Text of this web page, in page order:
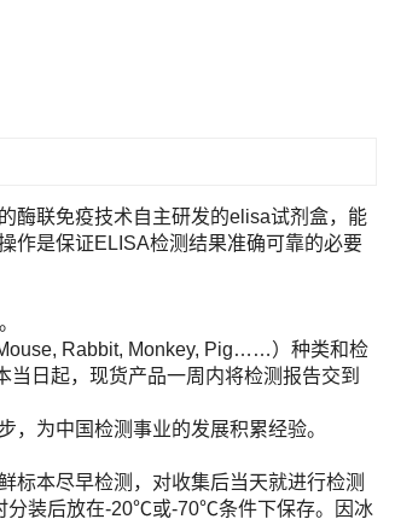
酶联免疫技术自主研发的elisa试剂盒，能
作是保证ELISA检测结果准确可靠的必要
Rabbit, Monkey, Pig……）种类和检
日起，现货产品一周内将检测报告交到
为中国检测事业的发展积累经验。
标本尽早检测，对收集后当天就进行检测
分装后放在-20℃或-70℃条件下保存。因冰